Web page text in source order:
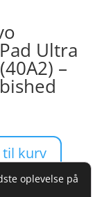
Ultra
–
kurv
oplevelse på